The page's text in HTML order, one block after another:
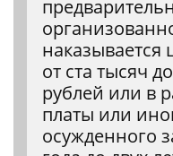
от ста тысяч
рублей или в
платы или
осужденного